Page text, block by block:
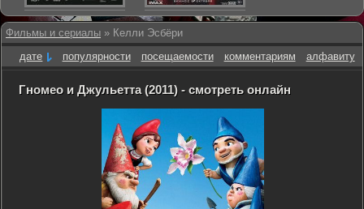
Фильмы и сериалы » Келли Эсбёри
дате
популярности посещаемости комментариям алфавиту
Гномео и Джульетта (2011) - смотреть онлайн